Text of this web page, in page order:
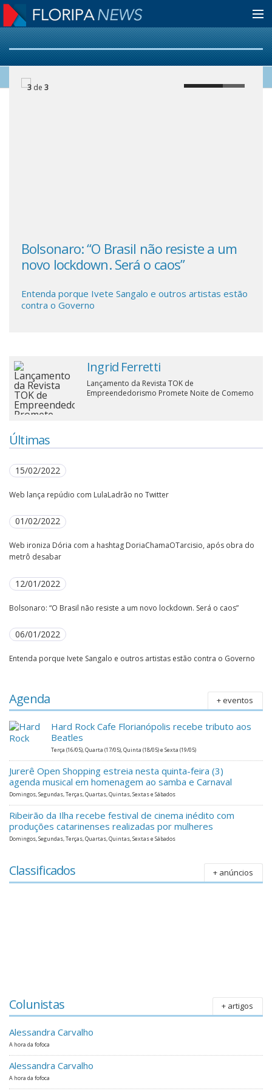
Home
Notícias
Anuncie
Cinema
Anuncie
Fale Conosco
Bolsonaro: “O Brasil não resiste a um
novo lockdown. Será o caos”
3 de3
Entenda porque Ivete Sangalo e outros artistas estão
contra o Governo
Ingrid Ferretti
Lançamento da Revista TOK de
Empreendedorismo Promete Noite de Comemo
Últimas
15/02/2022
Web lança repúdio com LulaLadrão no Twitter
01/02/2022
Web ironiza Dória com a hashtag DoriaChamaOTarcisio, após obra do
metrô desabar
12/01/2022
Bolsonaro: “O Brasil não resiste a um novo lockdown. Será o caos”
06/01/2022
Entenda porque Ivete Sangalo e outros artistas estão contra o Governo
Agenda + eventos
Hard Rock Cafe Florianópolis recebe tributo aos
Beatles
Terça (16/05), Quarta (17/05), Quinta (18/05) e Sexta (19/05)
Jurerê Open Shopping estreia nesta quinta-feira (3)
agenda musical em homenagem ao samba e Carnaval
Domingos, Segundas, Terças, Quartas, Quintas, Sextas e Sábados
Ribeirão da Ilha recebe festival de cinema inédito com
produções catarinenses realizadas por mulheres
Domingos, Segundas, Terças, Quartas, Quintas, Sextas e Sábados
Classificados + anúncios
Colunistas + artigos
Alessandra Carvalho
A hora da fofoca
Alessandra Carvalho
A hora da fofoca